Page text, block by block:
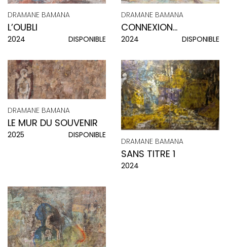
DRAMANE BAMANA
L’OUBLI
2024 DISPONIBLE
DRAMANE BAMANA
CONNEXION
D’ENFANCE
2024 DISPONIBLE
DRAMANE BAMANA
LE MUR DU SOUVENIR
2025 DISPONIBLE
DRAMANE BAMANA
SANS TITRE 1
2024